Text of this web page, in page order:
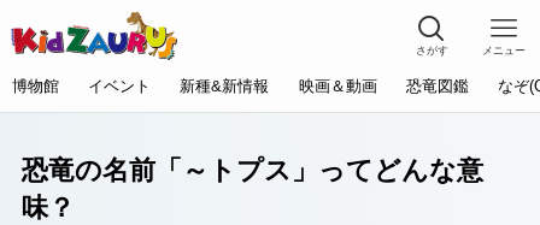
さがす メニュー
博物館 イベント 新種&新情報 映画＆動画 恐竜図鑑 なぞ
恐竜の名前「～トプス」ってどんな意
味？